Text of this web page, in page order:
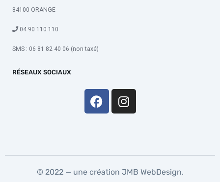
84100 ORANGE
04 90 110 110
SMS : 06 81 82 40 06 (non taxé)
RÉSEAUX SOCIAUX
© 2022 — une création JMB WebDesign.